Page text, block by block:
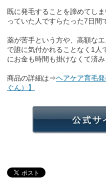
既に発毛することを諦めてし
っていた人ですらたった7日間
薬が苦手という方や、高額な
で誰に気付かれることなく1人
にお金も時間も掛けなくて済み
商品の詳細は⇒ヘアケア育毛
ぐん）】